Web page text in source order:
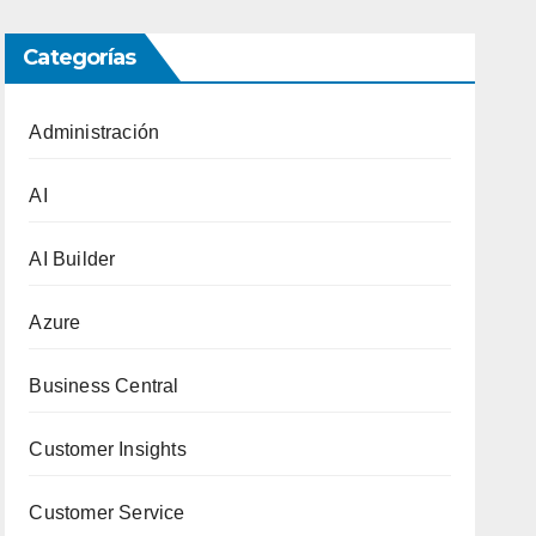
Categorías
Administración
AI
AI Builder
Azure
Business Central
Customer Insights
Customer Service